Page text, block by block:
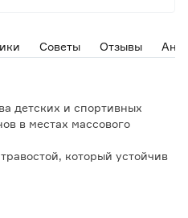
Советы Отзывы
детских и спортивных
в местах массового
который устойчив
покрытие